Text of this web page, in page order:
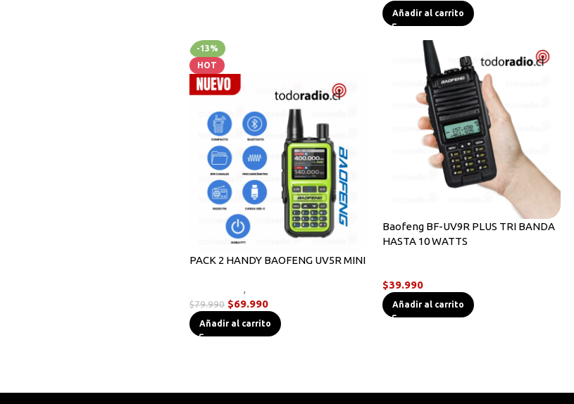
Añadir al carrito
-13%
HOT
PACK 2 HANDY BAOFENG UV5R MINI
,
$79.990 $69.990
Añadir al carrito
Baofeng BF-UV9R PLUS TRI BANDA
HASTA 10 WATTS
$39.990
Añadir al carrito